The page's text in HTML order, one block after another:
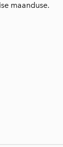
maanduse.